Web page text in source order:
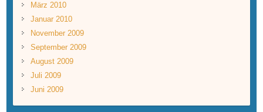
März 2010
Januar 2010
November 2009
September 2009
August 2009
Juli 2009
Juni 2009